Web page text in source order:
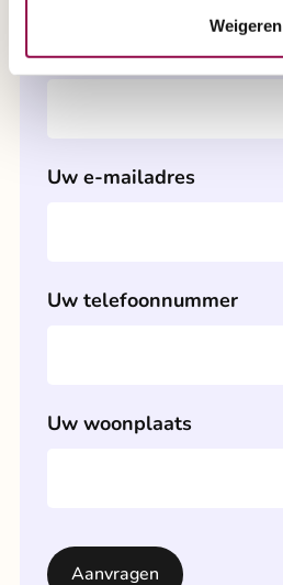
Weigeren
Uw postcode
Uw e-mailadres
Uw telefoonnummer
Uw woonplaats